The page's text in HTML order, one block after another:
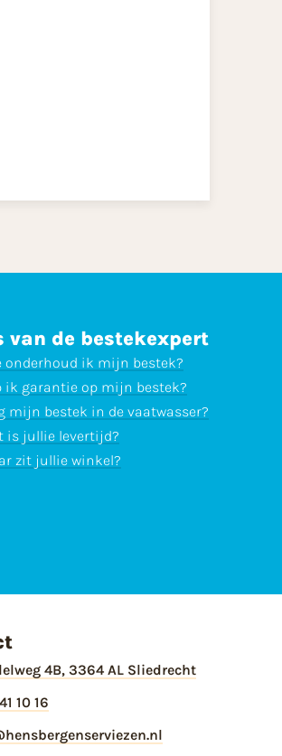
van de bestekexpert
onderhoud ik mijn bestek?
ik garantie op mijn bestek?
mijn bestek in de vaatwasser?
is jullie levertijd?
zit jullie winkel?
4B, 3364 AL Sliedrecht
10 16